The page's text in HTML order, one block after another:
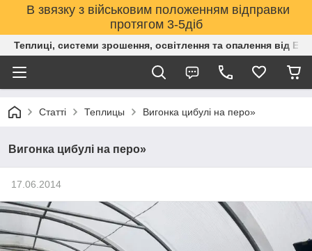
В звязку з військовим положенням відправки
протягом 3-5діб
Теплиці, системи зрошення, освітлення та опалення від
Статті Теплицы Вигонка цибулі на перо»
Вигонка цибулі на перо»
17.06.2014